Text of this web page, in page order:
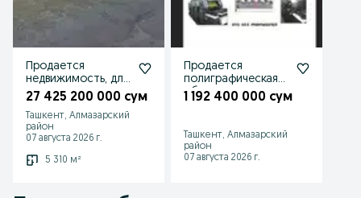
Продается
недвижимость, для
создания
о предприятие.
27 425 200 000 сум
Ташкент, Алмазарский
район
07 августа 2026 г.
5 310 м²
Продается
полиграфическая
оборудование с
1 192 400 000 сум
Ташкент, Алмазарский
район
07 августа 2026 г.